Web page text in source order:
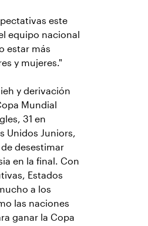
este
equipo nacional
estar más
y mujeres."
y derivación
Mundial
31 en
Unidos Juniors,
desestimar
en la final. Con
Estados
a los
las naciones
ganar la Copa